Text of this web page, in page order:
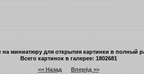
на миниатюру для открытия картинки в полный
Всего картинок в галерее: 1802681
<< Назад
Вперёд >>